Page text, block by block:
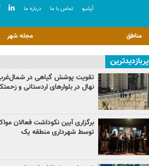
آرشيو تماس با ما درباره ما
مناطق مجله شهر
پربازدیدترین
تقویت پوشش گیاهی در
نهال در بلوارهای اردستانی و
برگزاری آیین نکوداشت فعالان
توسط شهرداری منطقه یک